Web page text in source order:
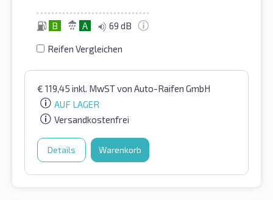
B A 69 dB
Reifen Vergleichen
€ 119,45 inkl. MwSTvon Auto-Raifen GmbH
AUF LAGER
Versandkostenfrei
Details Warenkorb